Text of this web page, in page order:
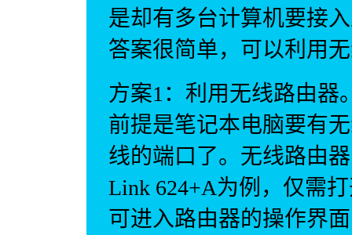
是却有多台计算机要
答案很简单，可以利用
方案1：利用无线路由器
前提是笔记本电脑要有
线的端口了。无线路由
Link 624+A为例，仅需
可进入路由器的操作界